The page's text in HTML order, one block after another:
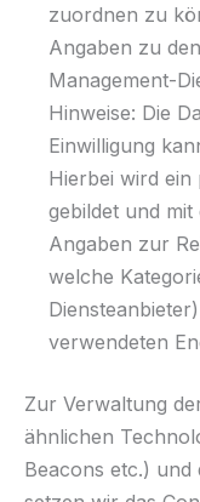
zuordnen zu
Angaben zu
Management-
Hinweise: Die
Einwilligung
Hierbei wird
gebildet und
Angaben zur
welche
verwendeten
Zur Verwaltung
ähnlichen
Beacons etc.) und